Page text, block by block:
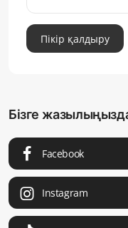
Пікір қалдыру
Бізге
Facebook
Instagram